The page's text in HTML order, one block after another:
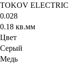
TOKOV ELECTRIC
0.028
0.18 кв.мм
Цвет
Серый
Медь